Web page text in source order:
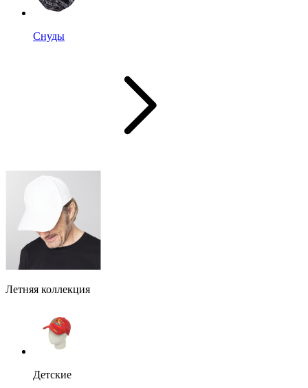
Снуды
Летняя коллекция
Детские